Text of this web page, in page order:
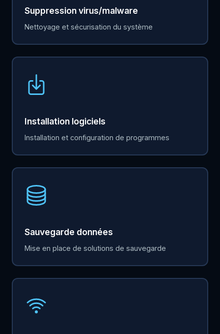
Suppression virus/malware
Nettoyage et sécurisation du système
Installation logiciels
Installation et configuration de programmes
Sauvegarde données
Mise en place de solutions de sauvegarde